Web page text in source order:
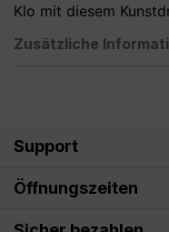
Klo mit diesem
Zusätzliche
Support
Öffnungszeiten